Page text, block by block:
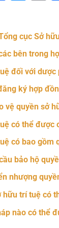
cục Sở
bên trong
đối với
ký hợp
vệ quyền sở
có thể
có bao
bảo hộ
nhượng
hữu trí tuệ có
nào có thể